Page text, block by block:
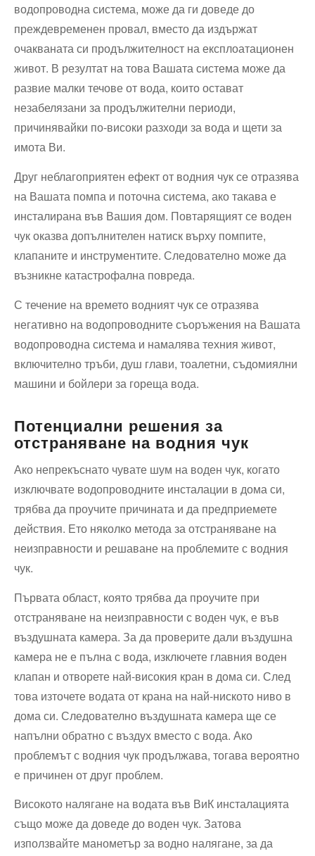
водопроводна система, може да ги доведе до
преждевременен провал, вместо да издържат
очакваната си продължителност на експлоатационен
живот. В резултат на това Вашата система може да
развие малки течове от вода, които остават
незабелязани за продължителни периоди,
причинявайки по-високи разходи за вода и щети за
имота Ви.
Друг неблагоприятен ефект от водния чук се отразява
на Вашата помпа и поточна система, ако такава е
инсталирана във Вашия дом. Повтарящият се воден
чук оказва допълнителен натиск върху помпите,
клапаните и инструментите. Следователно може да
възникне катастрофална повреда.
С течение на времето водният чук се отразява
негативно на водопроводните съоръжения на Вашата
водопроводна система и намалява техния живот,
включително тръби, душ глави, тоалетни, съдомиялни
машини и бойлери за гореща вода.
Потенциални решения за
отстраняване на водния чук
Ако непрекъснато чувате шум на воден чук, когато
изключвате водопроводните инсталации в дома си,
трябва да проучите причината и да предприемете
действия. Ето няколко метода за отстраняване на
неизправности и решаване на проблемите с водния
чук.
Първата област, която трябва да проучите при
отстраняване на неизправности с воден чук, е във
въздушната камера. За да проверите дали въздушна
камера не е пълна с вода, изключете главния воден
клапан и отворете най-високия кран в дома си. След
това източете водата от крана на най-ниското ниво в
дома си. Следователно въздушната камера ще се
напълни обратно с въздух вместо с вода. Ако
проблемът с водния чук продължава, тогава вероятно
е причинен от друг проблем.
Високото налягане на водата във ВиК инсталацията
също може да доведе до воден чук. Затова
използвайте манометър за водно налягане, за да